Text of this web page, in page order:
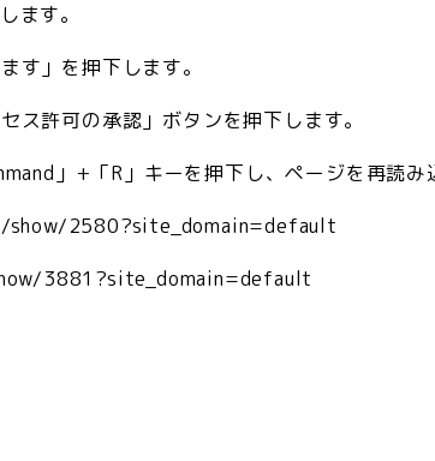
ます。
す」を押下します。
ス許可の承認」ボタンを押下します。
」+「R」キーを押下し、ページを再読み
2580?site_domain=default
3881?site_domain=default